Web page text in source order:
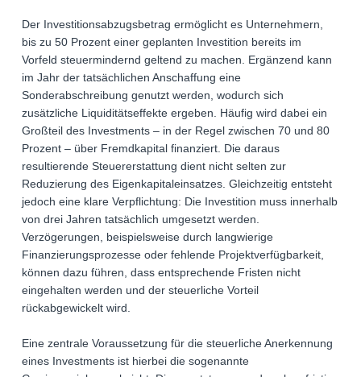
Der Investitionsabzugsbetrag ermöglicht es Unternehmern,
bis zu 50 Prozent einer geplanten Investition bereits im
Vorfeld steuermindernd geltend zu machen. Ergänzend kann
im Jahr der tatsächlichen Anschaffung eine
Sonderabschreibung genutzt werden, wodurch sich
zusätzliche Liquiditätseffekte ergeben. Häufig wird dabei ein
Großteil des Investments – in der Regel zwischen 70 und 80
Prozent – über Fremdkapital finanziert. Die daraus
resultierende Steuererstattung dient nicht selten zur
Reduzierung des Eigenkapitaleinsatzes. Gleichzeitig entsteht
jedoch eine klare Verpflichtung: Die Investition muss innerhalb
von drei Jahren tatsächlich umgesetzt werden.
Verzögerungen, beispielsweise durch langwierige
Finanzierungsprozesse oder fehlende Projektverfügbarkeit,
können dazu führen, dass entsprechende Fristen nicht
eingehalten werden und der steuerliche Vorteil
rückabgewickelt wird.
Eine zentrale Voraussetzung für die steuerliche Anerkennung
eines Investments ist hierbei die sogenannte